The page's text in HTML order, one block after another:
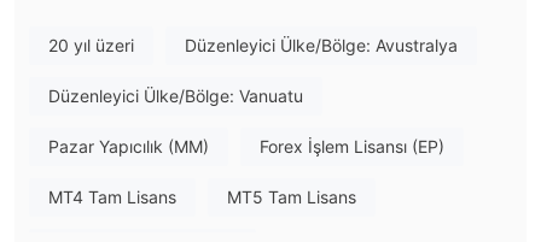
Artılar ve Eksiler
FXT Güvenilir mi?
GLENEAGLE SECURITIES (AUST) PTY LIMITED yetkilendirilmiş
ve Yatırım Komisyonu (ASIC), bir Market Making lisansı
altında lisans sahibino. 337985.
20 yıl üzeri Düzenleyici Ülke/Bölge: Avustralya
Düzenleyici Ülke/Bölge: Vanuatu
Pazar Yapıcılık (MM) Forex İşlem Lisansı (EP)
MT4 Tam Lisans MT5 Tam Lisans